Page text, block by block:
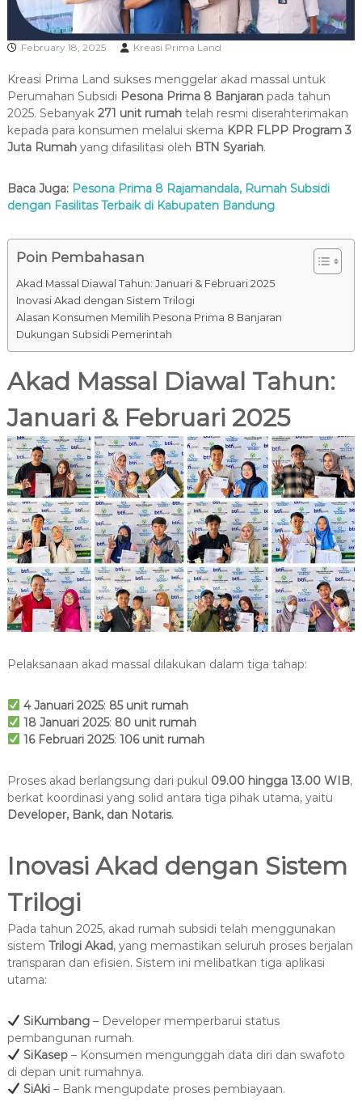
R
A
February 18, 2025 Kreasi Prima Land
Kreasi Prima Land sukses menggelar akad massal untuk
Perumahan Subsidi Pesona Prima 8 Banjaranpada tahun
2025. Sebanyak 271 unit rumahtelah resmi diserahterimakan
kepada para konsumen melalui skema KPR FLPP Program 3
Juta Rumahyang difasilitasi oleh BTN Syariah.
Baca Juga: Pesona Prima 8 Rajamandala, Rumah Subsidi
dengan Fasilitas Terbaik di Kabupaten Bandung
Poin Pembahasan
Akad Massal Diawal Tahun: Januari & Februari 2025
Inovasi Akad dengan Sistem Trilogi
Alasan Konsumen Memilih Pesona Prima 8 Banjaran
Dukungan Subsidi Pemerintah
Akad Massal Diawal Tahun:
Januari & Februari 2025
Pelaksanaan akad massal dilakukan dalam tiga tahap:
4 Januari 2025: 85 unit rumah
18 Januari 2025: 80 unit rumah
16 Februari 2025: 106 unit rumah
Proses akad berlangsung dari pukul 09.00 hingga 13.00 WIB,
berkat koordinasi yang solid antara tiga pihak utama, yaitu
Developer, Bank, dan Notaris.
Inovasi Akad dengan Sistem
Trilogi
Pada tahun 2025, akad rumah subsidi telah menggunakan
sistem Trilogi Akad, yang memastikan seluruh proses berjalan
transparan dan efisien. Sistem ini melibatkan tiga aplikasi
utama:
SiKumbang– Developer memperbarui status
pembangunan rumah.
SiKasep– Konsumen mengunggah data diri dan swafoto
di depan unit rumahnya.
SiAki– Bank mengupdate proses pembiayaan.